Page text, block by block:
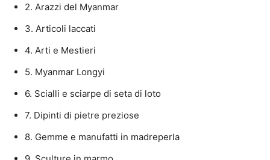
2. Arazzi del Myanmar
3. Articoli laccati
4. Arti e Mestieri
5. Myanmar Longyi
6. Scialli e sciarpe di seta di loto
7. Dipinti di pietre preziose
8. Gemme e manufatti in madreperla